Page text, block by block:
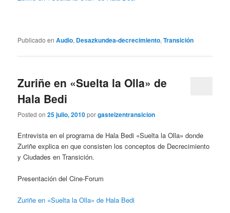
Publicado en Audio, Desazkundea-decrecimiento,Transición
Zuriñe en «Suelta la Olla» de
Hala Bedi
Posted on25 julio, 2010porgasteizentransicion
Entrevista en el programa de Hala Bedi «Suelta la Olla» donde
Zuriñe explica en que consisten los conceptos de Decrecimiento
y Ciudades en Transición.
Presentación del Cine-Forum
Zuriñe en «Suelta la Olla» de Hala Bedi